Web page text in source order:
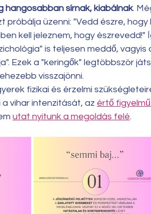
hangosabban sírnak, kiabálnak.
próbálja üzenni: "Vedd észre,
kell jeleznem, hogy
is teljesen meddő, vagyis
Ezek a "keringők" legtöbbször
visszajönni.
fizikai és érzelmi
vihar intenzitását, az értő
utat nyitunk a megoldás felé.